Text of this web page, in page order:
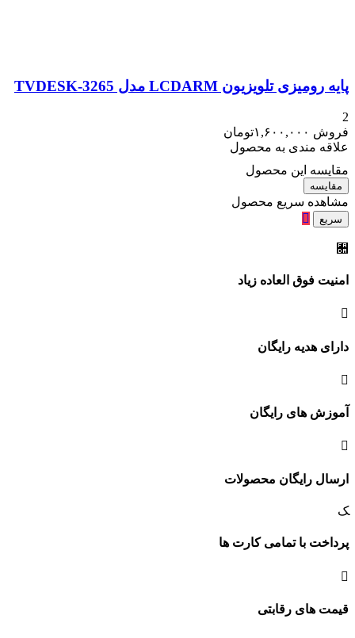
پایه رومیزی تلویزیون LCDARM مدل TVDESK-3265
2
فروش ۱,۶۰۰,۰۰۰تومان
علاقه مندی به محصول
مقایسه این محصول
مقایسه
مشاهده سریع محصول
سریع
امنیت فوق العاده زیاد
دارای هدیه رایگان
آموزش های رایگان
ارسال رایگان محصولات
پرداخت با تمامی کارت ها
قیمت های رقابتی